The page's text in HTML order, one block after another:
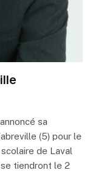
sa
(5) pour le
de Laval
tiendront le 2